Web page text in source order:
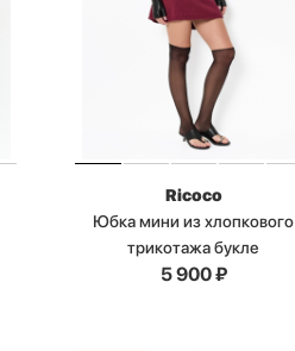
Ricoco
Юбка мини из хлопкового
трикотажа букле
5 900₽